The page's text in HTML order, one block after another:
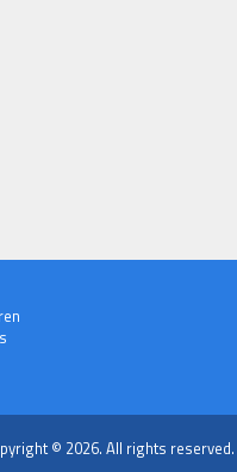
© 2026. All rights reserved.